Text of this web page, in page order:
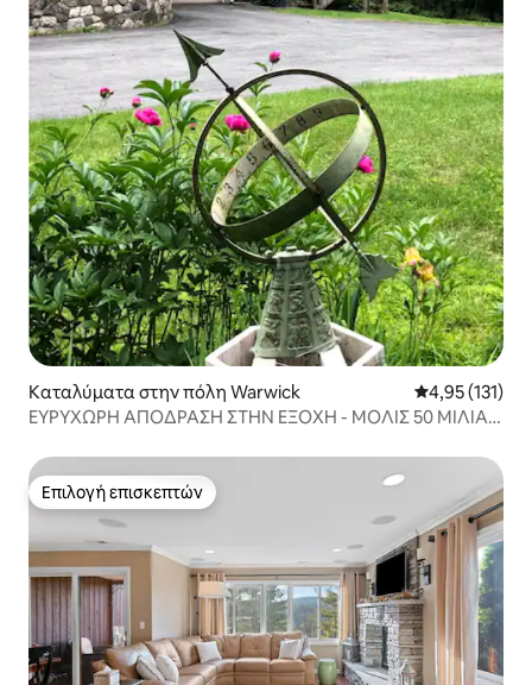
Καταλύματα στην πόλη Warwick Μέση
4,95 (131)
ΕΥΡΥΧΩΡΗ ΑΠΟΔΡΑΣΗ ΣΤΗΝ ΕΞΟΧΗ - ΜΟΛΙΣ 50 ΜΙΛΙΑ
Επιλογή επισκεπτών
Επιλογή επισκεπτών